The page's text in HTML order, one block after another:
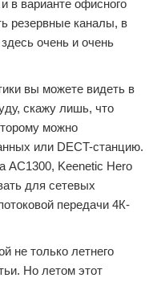
в варианте офисного
резервные каналы, в
очень и очень
вы можете видеть в
скажу лишь, что
можно
или DECT-станцию.
AC1300, Keenetic Hero
для сетевых
передачи 4К-
не только летнего
Но летом этот